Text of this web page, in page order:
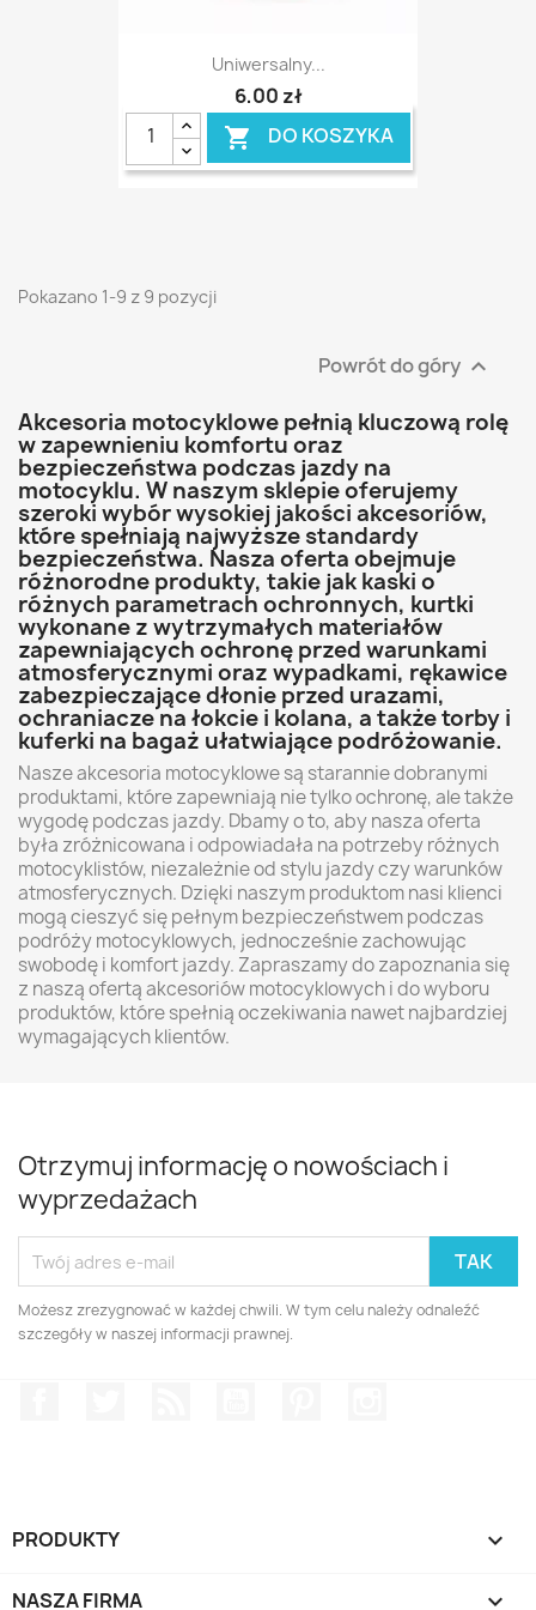
Uniwersalny...
6,00 zł
 DO KOSZYKA
Pokazano 1-9 z 9 pozycji
Powrót do góry 
Akcesoria motocyklowe pełnią kluczową rolę
w zapewnieniu komfortu oraz
bezpieczeństwa podczas jazdy na
motocyklu. W naszym sklepie oferujemy
szeroki wybór wysokiej jakości akcesoriów,
które spełniają najwyższe standardy
bezpieczeństwa. Nasza oferta obejmuje
różnorodne produkty, takie jak kaski o
różnych parametrach ochronnych, kurtki
wykonane z wytrzymałych materiałów
zapewniających ochronę przed warunkami
atmosferycznymi oraz wypadkami, rękawice
zabezpieczające dłonie przed urazami,
ochraniacze na łokcie i kolana, a także torby i
kuferki na bagaż ułatwiające podróżowanie.
Nasze akcesoria motocyklowe są starannie dobranymi
produktami, które zapewniają nie tylko ochronę, ale także
wygodę podczas jazdy. Dbamy o to, aby nasza oferta
była zróżnicowana i odpowiadała na potrzeby różnych
motocyklistów, niezależnie od stylu jazdy czy warunków
atmosferycznych. Dzięki naszym produktom nasi klienci
mogą cieszyć się pełnym bezpieczeństwem podczas
podróży motocyklowych, jednocześnie zachowując
swobodę i komfort jazdy. Zapraszamy do zapoznania się
z naszą ofertą akcesoriów motocyklowych i do wyboru
produktów, które spełnią oczekiwania nawet najbardziej
wymagających klientów.
Otrzymuj informację o nowościach i
wyprzedażach
Możesz zrezygnować w każdej chwili. W tym celu należy odnaleźć
szczegóły w naszej informacji prawnej.
PRODUKTY 
NASZA FIRMA 